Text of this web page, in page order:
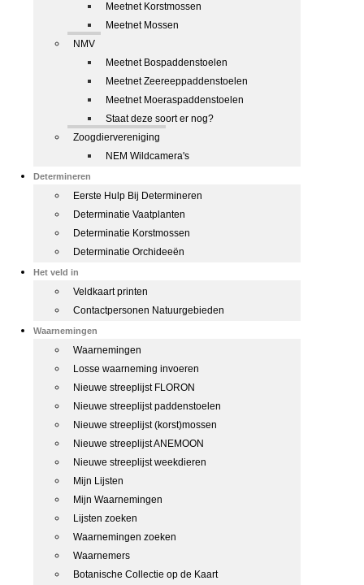
Meetnet Korstmossen
Meetnet Mossen
NMV
Meetnet Bospaddenstoelen
Meetnet Zeereeppaddenstoelen
Meetnet Moeraspaddenstoelen
Staat deze soort er nog?
Zoogdiervereniging
NEM Wildcamera's
Determineren
Eerste Hulp Bij Determineren
Determinatie Vaatplanten
Determinatie Korstmossen
Determinatie Orchideeën
Het veld in
Veldkaart printen
Contactpersonen Natuurgebieden
Waarnemingen
Waarnemingen
Losse waarneming invoeren
Nieuwe streeplijst FLORON
Nieuwe streeplijst paddenstoelen
Nieuwe streeplijst (korst)mossen
Nieuwe streeplijst ANEMOON
Nieuwe streeplijst weekdieren
Mijn Lijsten
Mijn Waarnemingen
Lijsten zoeken
Waarnemingen zoeken
Waarnemers
Botanische Collectie op de Kaart